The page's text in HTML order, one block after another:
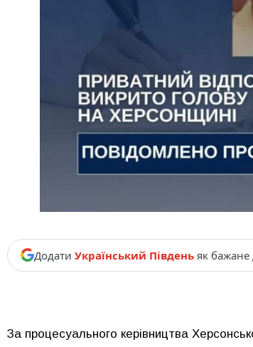
Додати Український Південь як
За процесуального керівництва